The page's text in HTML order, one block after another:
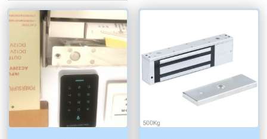
قیمت:
زیاد
به
کم